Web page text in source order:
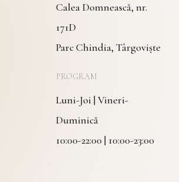
Calea Domnească, nr.
171D
Parc Chindia, Târgoviște
PROGRAM
Luni-Joi | Vineri-
Duminică
10:00-22:00 | 10:00-23:00